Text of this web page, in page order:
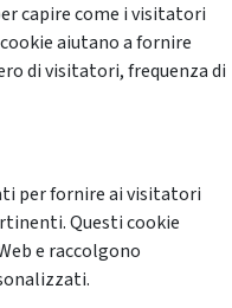
capire come i visitatori
aiutano a fornire
di visitatori, frequenza di
per fornire ai visitatori
Questi cookie
e raccolgono